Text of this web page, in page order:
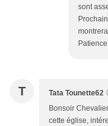
sont
T Tata Tounette62
Bonsoir
cette église,